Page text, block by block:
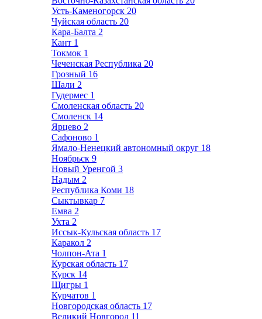
Усть-Каменогорск 20
Чуйская область 20
Кара-Балта 2
Кант 1
Токмок 1
Чеченская Республика 20
Грозный 16
Шали 2
Гудермес 1
Смоленская область 20
Смоленск 14
Ярцево 2
Сафоново 1
Ямало-Ненецкий автономный округ 18
Ноябрьск 9
Новый Уренгой 3
Надым 2
Республика Коми 18
Сыктывкар 7
Емва 2
Ухта 2
Иссык-Кульская область 17
Каракол 2
Чолпон-Ата 1
Курская область 17
Курск 14
Щигры 1
Курчатов 1
Новгородская область 17
Великий Новгород 11